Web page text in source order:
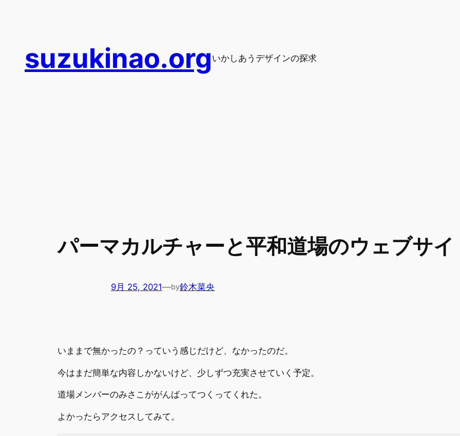
suzukinao.org いかしあうデザインの探求
パーマカルチャーと平和道場のウェブサ
9月 25, 2021—by鈴木菜央
いままで無かったの？っていう感じだけど、なかったのだ。
今はまだ簡単な内容しかないけど、少しずつ充実させていく予定。
道場メンバーのみさこががんばってつくってくれた。
よかったらアクセスしてみて。